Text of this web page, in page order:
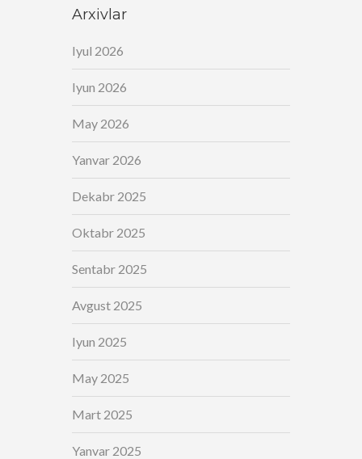
Arxivlar
Iyul 2026
Iyun 2026
May 2026
Yanvar 2026
Dekabr 2025
Oktabr 2025
Sentabr 2025
Avgust 2025
Iyun 2025
May 2025
Mart 2025
Yanvar 2025